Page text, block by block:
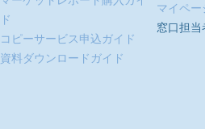
ド
コピーサービス申込ガイド
資料ダウンロードガイド
マイペー
窓口担